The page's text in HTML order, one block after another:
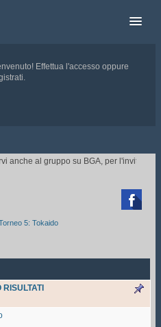
Effettua l'accesso oppure
.
anche al gruppo su BGA, per l'invito ai

5: Tokaido